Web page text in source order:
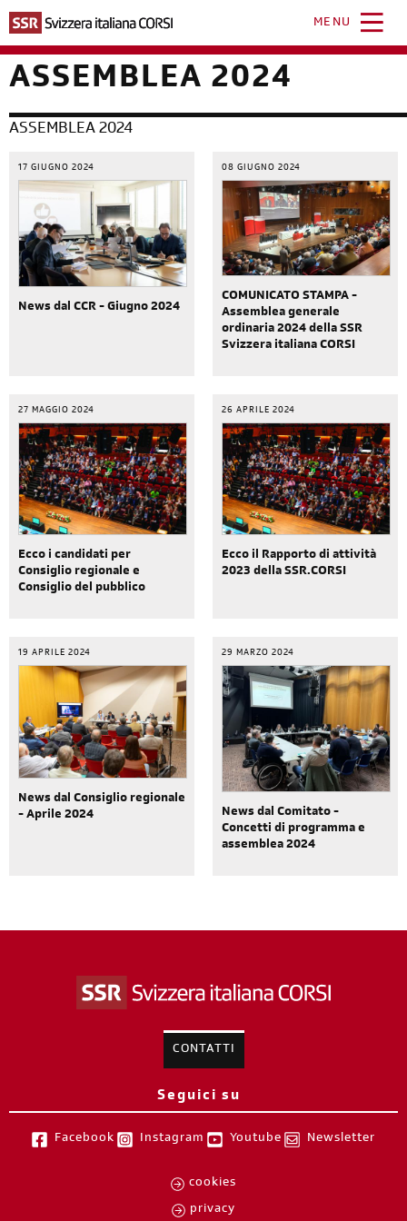
contenuto
principale
MENU
ASSEMBLEA 2024
ASSEMBLEA 2024
17 GIUGNO 2024
News dal CCR - Giugno 2024
08 GIUGNO 2024
COMUNICATO STAMPA -
Assemblea generale
ordinaria 2024 della SSR
Svizzera italiana CORSI
27 MAGGIO 2024
Ecco i candidati per
Consiglio regionale e
Consiglio del pubblico
26 APRILE 2024
Ecco il Rapporto di attività
2023 della SSR.CORSI
19 APRILE 2024
News dal Consiglio regionale
- Aprile 2024
29 MARZO 2024
News dal Comitato -
Concetti di programma e
assemblea 2024
CONTATTI
Seguici su
Facebook Instagram Youtube Newsletter
cookies
privacy